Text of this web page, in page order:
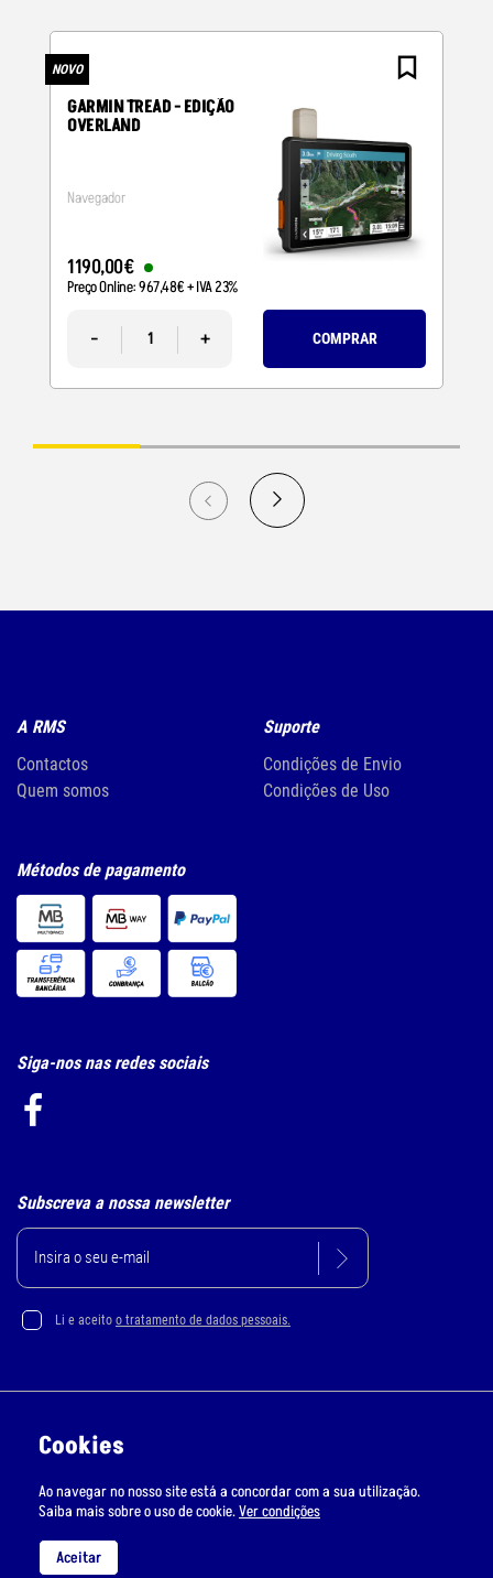
NOVO
GARMIN TREAD - EDIÇÃO
OVERLAND
Navegador
1190,00€
Preço Online:967,48€+ IVA 23%
- + COMPRAR
A RMS
Contactos
Quem somos
Suporte
Condições de Envio
Condições de Uso
Métodos de pagamento
Siga-nos nas redes sociais
Subscreva a nossa newsletter
Li e aceito o tratamento de dados pessoais.
RMS © Todos os direitos reservados | Desenvolvido por
Livro de Reclamações Online
Cookies
Ao navegar no nosso site está a concordar com a sua utilização.
Saiba mais sobre o uso de cookie.Ver condições
Aceitar